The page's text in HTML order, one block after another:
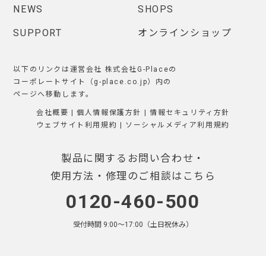
NEWS SHOPS
SUPPORT オンラインショップ
以下のリンクは運営会社 株式会社G-Placeの
コーポレートサイト（g-place.co.jp）内の
ページへ移動します。
会社概要 |個人情報保護方針 | 情報セキュリティ方針
ウェブサイト利用規約 | ソーシャルメディア利用規約
製品に関するお問い合わせ・
使用方法・修理のご相談はこちら
0120-460-500
受付時間 9:00〜17:00（土日祝休み）